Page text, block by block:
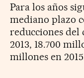
Para los años
mediano plazo
reducciones del
2013, 18.700
millones en